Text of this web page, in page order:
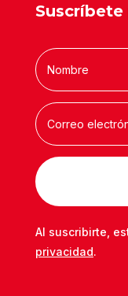
Al suscribirte,
privacidad.